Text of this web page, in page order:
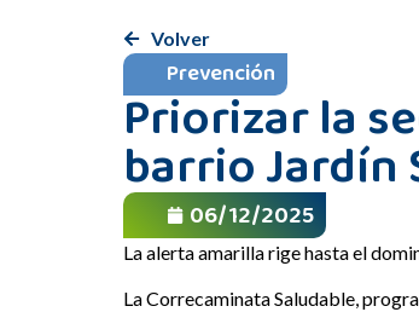
Volver
Prevención
Priorizar la
barrio Jardín
06/12/2025
La alerta amarilla rige hasta el
La Correcaminata Saludable,